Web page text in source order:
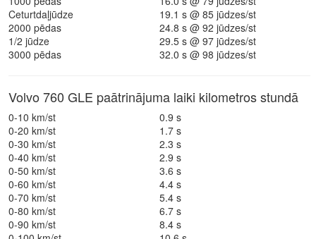
Ceturtdaļjūdze
19.1 s @ 85 jūdzes/st
2000 pēdas
24.8 s @ 92 jūdzes/st
1/2 jūdze
29.5 s @ 97 jūdzes/st
3000 pēdas
32.0 s @ 98 jūdzes/st
Volvo 760 GLE paātrinājuma laiki kilometros stundā
0-10 km/st
0.9 s
0-20 km/st
1.7 s
0-30 km/st
2.3 s
0-40 km/st
2.9 s
0-50 km/st
3.6 s
0-60 km/st
4.4 s
0-70 km/st
5.4 s
0-80 km/st
6.7 s
0-90 km/st
8.4 s